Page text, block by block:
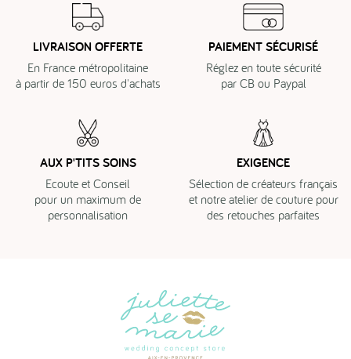
LIVRAISON OFFERTE
En France métropolitaine
à partir de 150 euros d'achats
PAIEMENT SÉCURISÉ
Réglez en toute sécurité
par CB ou Paypal
AUX P'TITS SOINS
Ecoute et Conseil
pour un maximum de
personnalisation
EXIGENCE
Sélection de créateurs français
et notre atelier de couture pour
des retouches parfaites